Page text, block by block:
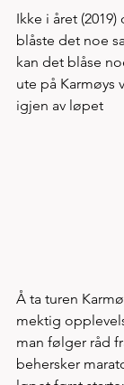
Ikke i året
blåste det noe
kan det blåse
ute på Karmøys
igjen av løpet
Å ta turen
mektig
man følger råd
behersker